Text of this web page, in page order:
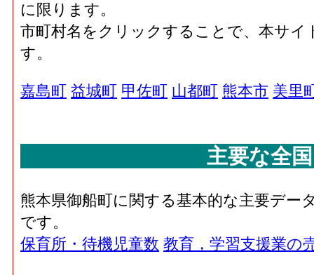
に限ります。
市町村名をクリックすることで、本サ
す。
嘉島町 益城町 甲佐町 山都町 熊本市 美里
主要な全
熊本県御船町に関する基本的な主要デ
です。
保育所・待機児童数 教育，学習支援業の